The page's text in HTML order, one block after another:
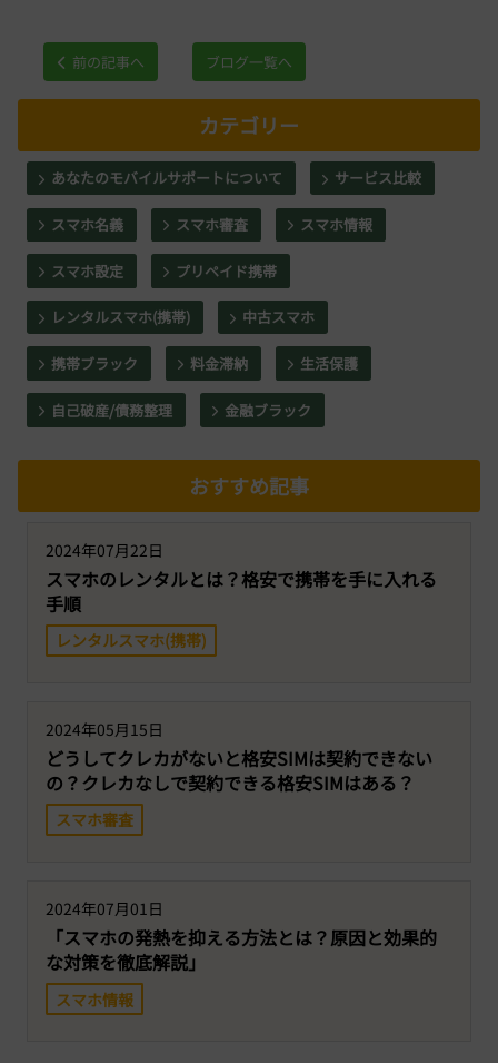
前の記事へ ブログ一覧へ
カテゴリー
あなたのモバイルサポートについて サービス比較
スマホ名義 スマホ審査 スマホ情報
スマホ設定 プリペイド携帯
レンタルスマホ(携帯) 中古スマホ
携帯ブラック 料金滞納 生活保護
自己破産/債務整理 金融ブラック
おすすめ記事
2024年07月22日
スマホのレンタルとは？格安で携帯を手に入れる
手順
レンタルスマホ(携帯)
2024年05月15日
どうしてクレカがないと格安SIMは契約できない
の？クレカなしで契約できる格安SIMはある？
スマホ審査
2024年07月01日
「スマホの発熱を抑える方法とは？原因と効果的
な対策を徹底解説」
スマホ情報